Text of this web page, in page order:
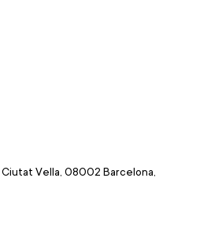
Vella, 08002 Barcelona,